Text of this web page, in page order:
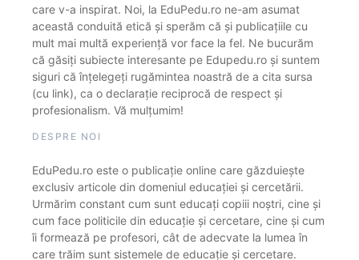
care v-a inspirat. Noi, la EduPedu.ro ne-am asumat
această conduită etică și sperăm că și publicațiile cu
mult mai multă experiență vor face la fel. Ne bucurăm
că găsiți subiecte interesante pe Edupedu.ro și suntem
siguri că înțelegeți rugămintea noastră de a cita sursa
(cu link), ca o declarație reciprocă de respect și
profesionalism. Vă mulțumim!
DESPRE NOI
EduPedu.ro este o publicație online care găzduiește
exclusiv articole din domeniul educației și cercetării.
Urmărim constant cum sunt educați copiii noștri, cine și
cum face politicile din educație și cercetare, cine și cum
îi formează pe profesori, cât de adecvate la lumea în
care trăim sunt sistemele de educație și cercetare.